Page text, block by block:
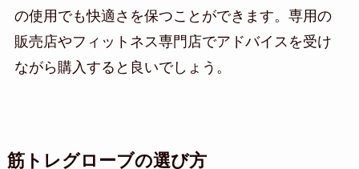
の使用でも快適さを保つことができます。専用の
販売店やフィットネス専門店でアドバイスを受け
ながら購入すると良いでしょう。
筋トレグローブの選び方